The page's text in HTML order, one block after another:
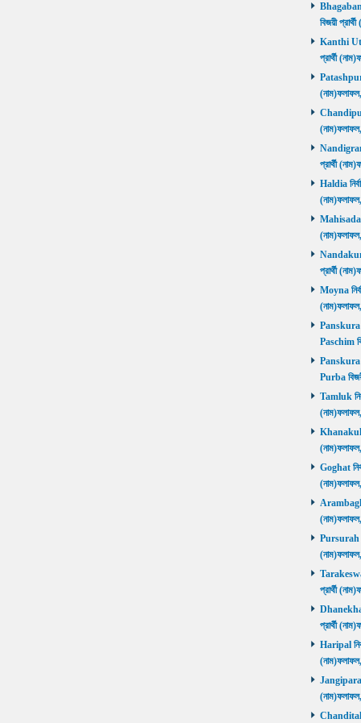
বিজয়ী
Kanthi
প্রার্থী
Patashpur
Chandipur
Nandigram
প্রার্থী
Haldia
Mahisadal
প্রার্থী
Moyna
Panskura
Paschim
Panskura
Purba
Tamluk
Khanakul
Goghat
Arambagh
Pursurah
প্রার্থী
Dhanekhali
প্রার্থী
Haripal
Jangipara
Chanditala